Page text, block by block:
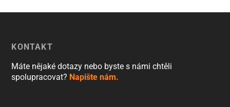
KONTAKT
Máte nějaké dotazy nebo byste s námi chtěli
spolupracovat? Napište nám.